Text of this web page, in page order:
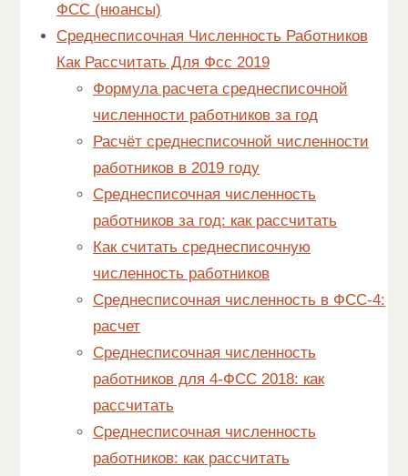
ФСС (нюансы)
Среднесписочная Численность Работников
Как Рассчитать Для Фсс 2019
Формула расчета среднесписочной
численности работников за год
Расчёт среднесписочной численности
работников в 2019 году
Среднесписочная численность
работников за год: как рассчитать
Как считать среднесписочную
численность работников
Среднесписочная численность в ФСС-4:
расчет
Среднесписочная численность
работников для 4-ФСС 2018: как
рассчитать
Среднесписочная численность
работников: как рассчитать